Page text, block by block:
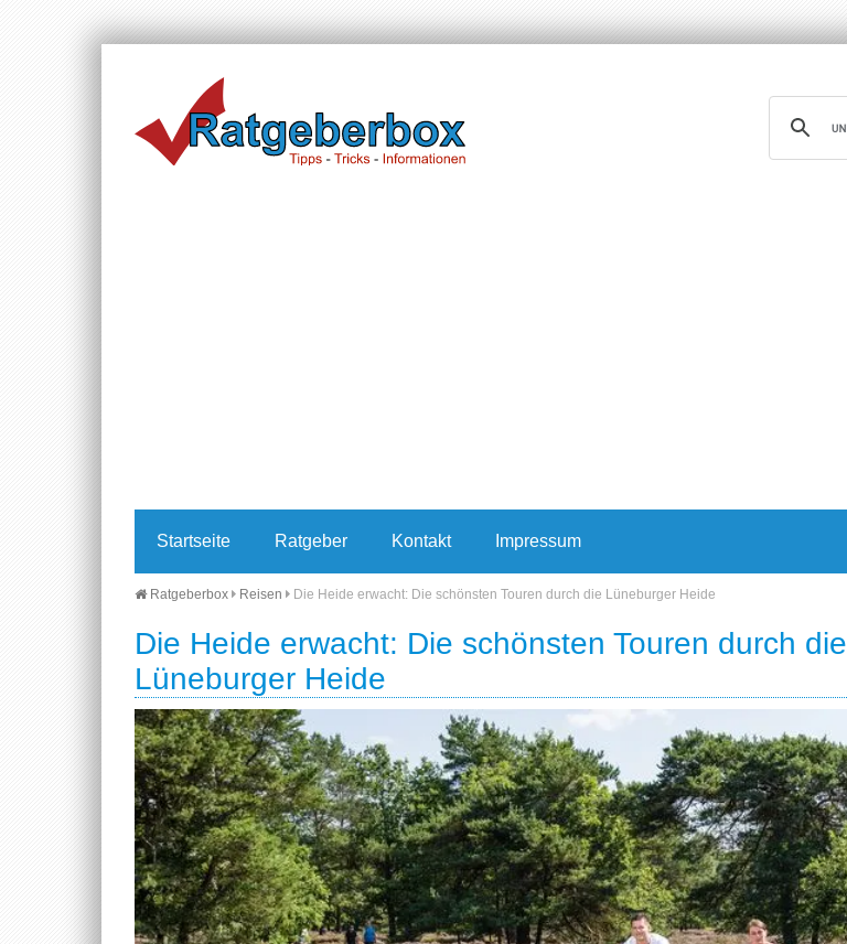
Startseite Ratgeber Kontakt Impressum
Ratgeberbox Reisen Die Heide erwacht: Die schönsten Touren durch die Lüneburger Heide
Die Heide erwacht: Die schönsten Touren durch die
Lüneburger Heide